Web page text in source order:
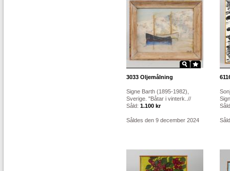
3033 Oljemålning
Signe Barth (1895-1982),
Sverige. "Båtar i vinterk..//
Såld: 1.100 kr
Såldes den 9 december 2024